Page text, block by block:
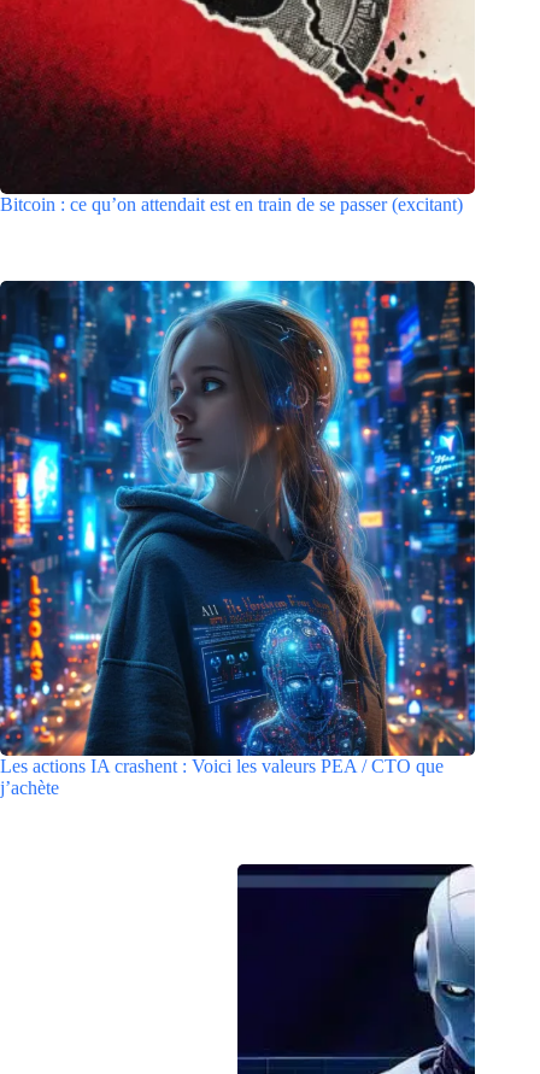
Bitcoin : ce qu’on attendait est en train de se passer (excitant)
Les actions IA crashent : Voici les valeurs PEA / CTO que
j’achète